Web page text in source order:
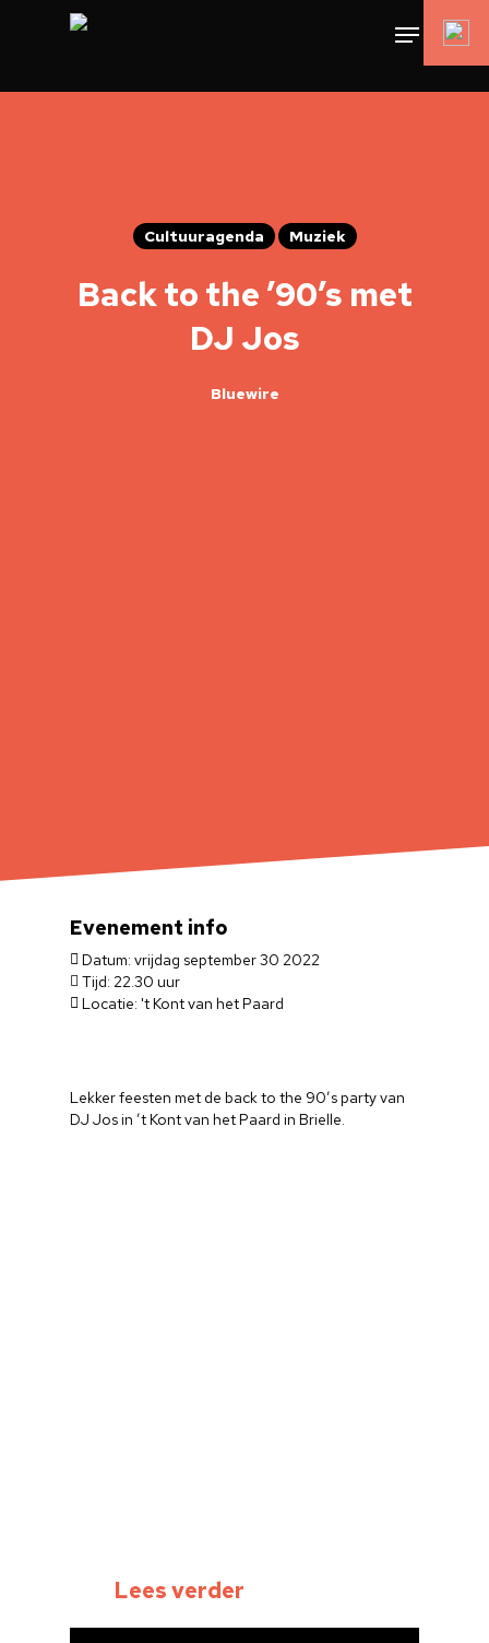
Cultuuragenda Muziek
Back to the ’90’s met
DJ Jos
Bluewire
Lekker feesten met de back to the 90’s party van
DJ Jos in ’t Kont van het Paard in Brielle.
Evenement info
Datum: vrijdag september 30 2022
Tijd: 22.30 uur
Locatie: 't Kont van het Paard
Lees verder